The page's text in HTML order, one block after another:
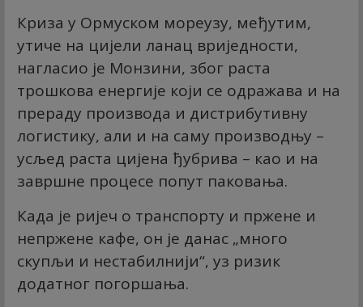
Криза у Ормуском мореузу, међутим,
утиче на цијели ланац вриједности,
нагласио је Монзини, због раста
трошкова енергије који се одражава и на
прераду производа и дистрибутивну
логистику, али и на саму производњу –
усљед раста цијена ђубрива – као и на
завршне процесе попут паковања.
Када је ријеч о транспорту и пржене и
непржене кафе, он је данас „много
скупљи и нестабилнији“, уз ризик
додатног погоршања.